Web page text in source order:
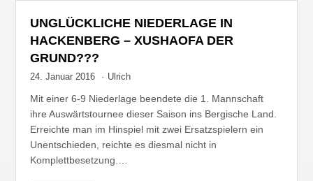
UNGLÜCKLICHE NIEDERLAGE IN
HACKENBERG – XUSHAOFA DER
GRUND???
24. Januar 2016 · Ulrich
Mit einer 6-9 Niederlage beendete die 1. Mannschaft
ihre Auswärtstournee dieser Saison ins Bergische Land.
Erreichte man im Hinspiel mit zwei Ersatzspielern ein
Unentschieden, reichte es diesmal nicht in
Komplettbesetzung.…